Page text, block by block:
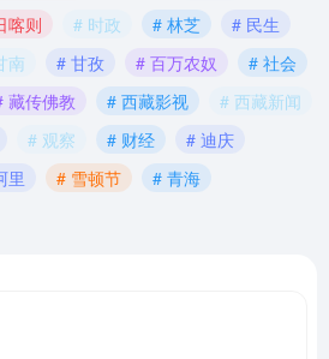
喀则 # 时政 # 林芝
# 民生
南 # 甘孜 # 百万农奴
# 社会
藏传佛教 # 西藏影视
# 西藏新闻
# 观察 # 财经
# 迪庆
里 # 雪顿节
# 青海